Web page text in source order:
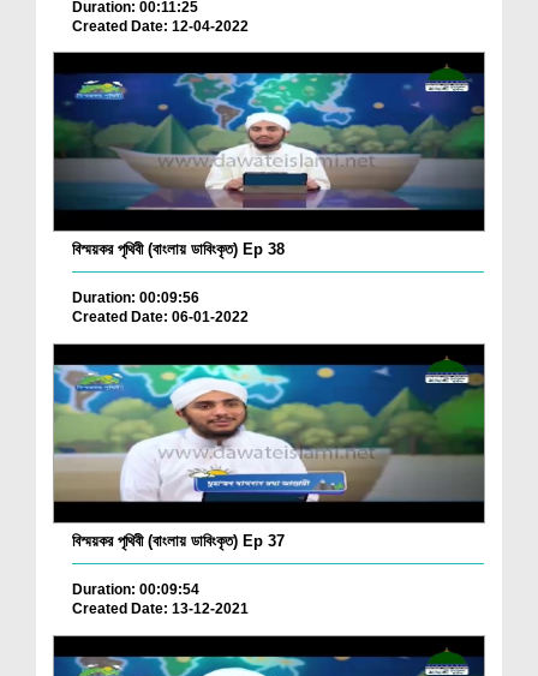
Duration: 00:11:25
Created Date: 12-04-2022
বিস্ময়কর পৃথিবী (বাংলায় ডাবিংকৃত) Ep 38
Duration: 00:09:56
Created Date: 06-01-2022
বিস্ময়কর পৃথিবী (বাংলায় ডাবিংকৃত) Ep 37
Duration: 00:09:54
Created Date: 13-12-2021